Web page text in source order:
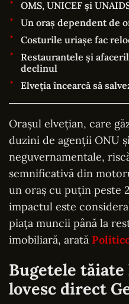
OMS, UNICEF și
Un oraș dependent de
Costurile uriașe fac
Restaurantele și
declinul
Elveția încearcă să
Orașul elvețian, care
duzini de agenții ONU
neguvernamentale,
semnificativă din
un oraș cu puțin peste
impactul este
piața muncii până la
imobiliară, arată
Bugetele
lovesc direct